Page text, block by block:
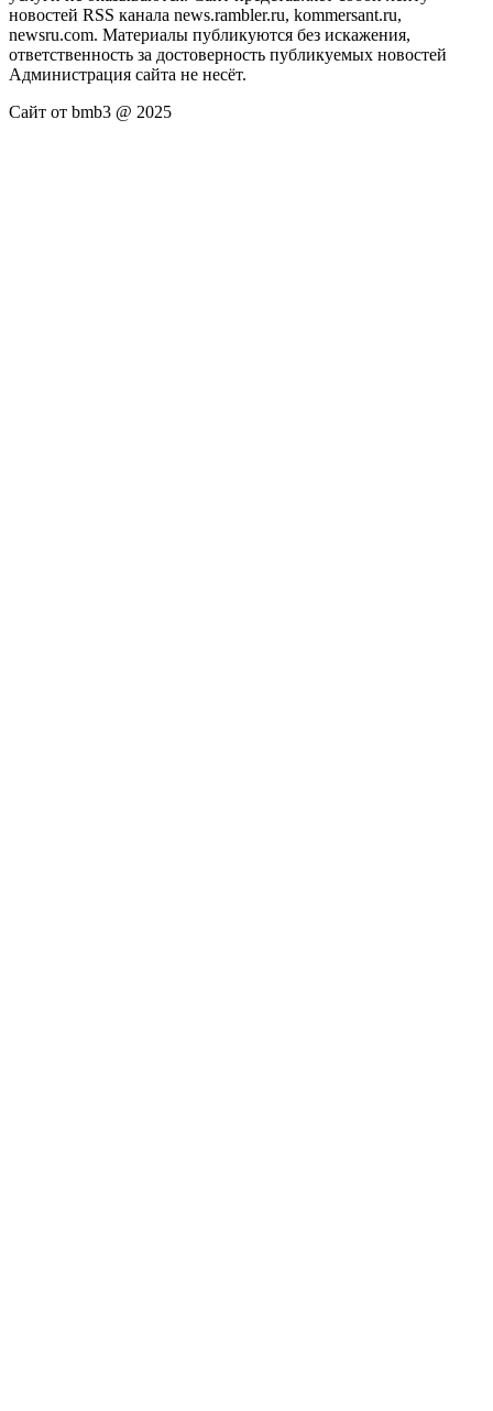
новостей RSS канала news.rambler.ru, kommersant.ru,
newsru.com. Материалы публикуются без искажения,
ответственность за достоверность публикуемых новостей
Администрация сайта не несёт.
Сайт от bmb3 @ 2025